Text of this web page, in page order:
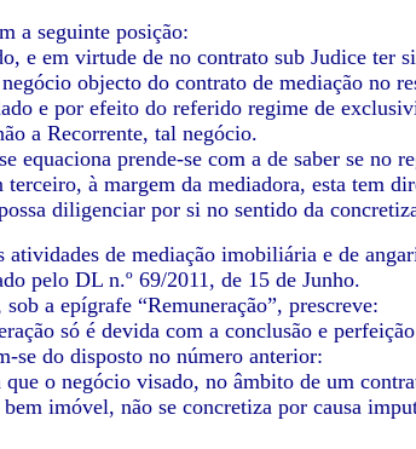
a seguinte posição:
e em virtude de no contrato sub Judice ter
objecto do contrato de mediação no
e por efeito do referido regime de
a Recorrente, tal negócio.
equaciona prende-se com a de saber se
terceiro, à margem da mediadora, esta tem
diligenciar por si no sentido da
atividades de mediação imobiliária e de
pelo DL n.º 69/2011, de 15 de Junho.
a epígrafe “Remuneração”, prescreve:
só é devida com a conclusão e
se do disposto no número anterior:
que o negócio visado, no âmbito de um
imóvel, não se concretiza por causa